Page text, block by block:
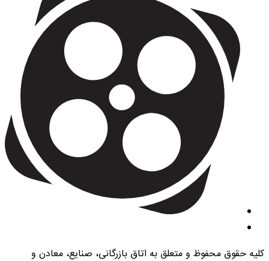
کلیه حقوق محفوظ و متعلق به اتاق بازرگانی، صنایع، معادن و